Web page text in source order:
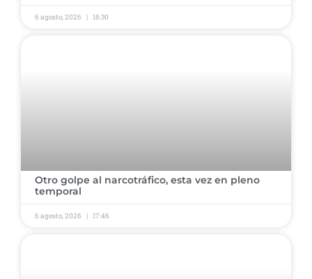
6 agosto, 2026 18:30
​Otro golpe al narcotráfico, esta vez en pleno
temporal ​
6 agosto, 2026 17:46